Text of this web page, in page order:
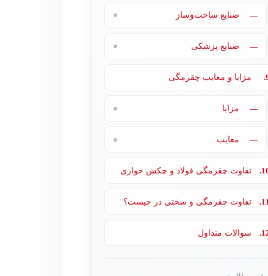
— صنایع ساخت‌وساز
— صنایع پزشکی
مزایا و معایب چقرمگی
— مزایا
— معایب
تفاوت چقرمگی فولاد و چکش خواری
تفاوت چقرمگی و سختی در چیست؟
سوالات متداول